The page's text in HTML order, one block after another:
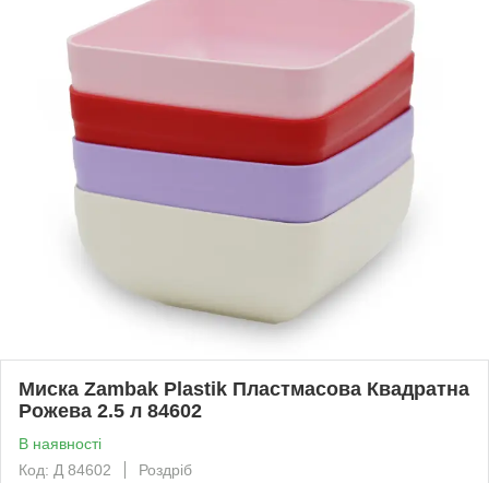
Миска Zambak Plastik Пластмасова Квадратна
Рожева 2.5 л 84602
В наявності
Код: Д 84602
Роздріб